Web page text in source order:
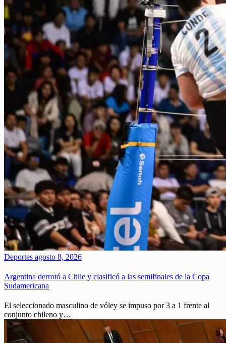
Deportes agosto 8, 2026
Argentina derrotó a Chile y clasificó a las semifinales de la Copa
Sudamericana
El seleccionado masculino de vóley se impuso por 3 a 1 frente al
conjunto chileno y…